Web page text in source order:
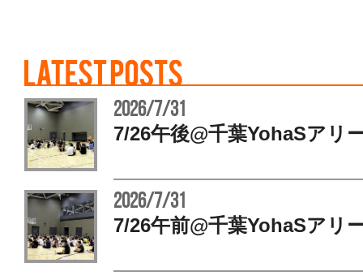
2026/7/31
7/26午後@千葉YohaSア
2026/7/31
7/26午前@千葉YohaSア